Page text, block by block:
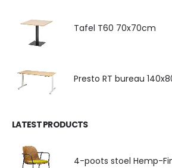
Tafel T60 70x70cm
Presto RT bureau
LATEST PRODUCTS
4-poots stoel Hemp-